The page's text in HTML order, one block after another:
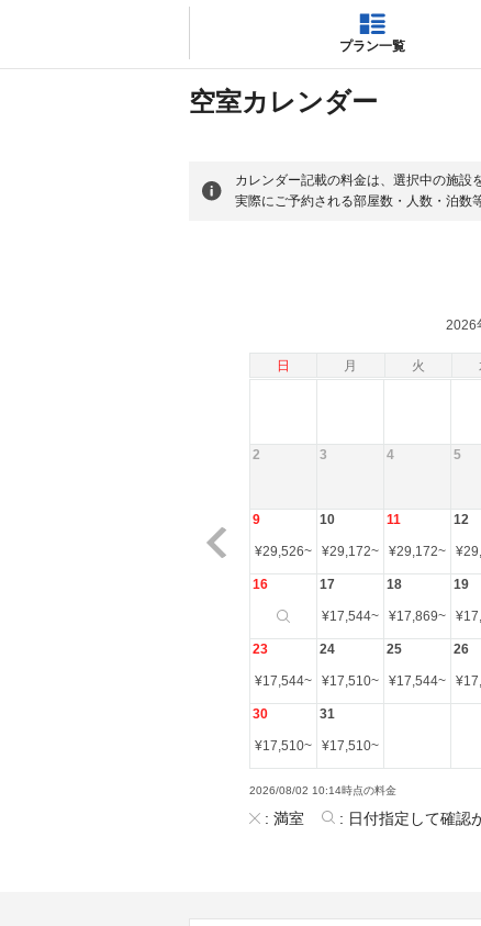
プラン一覧
空室カレンダー
カレンダー記載の料金は、選択中の施設
実際にご予約される部屋数・人数・泊数
日 月 火
2026
2 3 4 5
9
¥29,526~
10
¥29,172~
11
¥29,172~
12
¥
16 17
¥17,544~
18
¥17,869~
19
¥
23
¥17,544~
24
¥17,510~
25
¥17,544~
26
¥
30
¥17,510~
31
¥17,510~
2026/08/02 10:14時点の料金
: 満室 : 日付指定して確認